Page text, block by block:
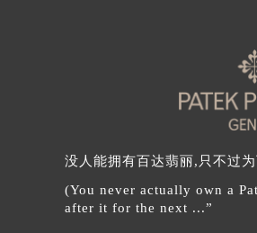
辽宁省沈阳
北京市朝阳
北京市东城
河北省保定
内蒙古自治区
内蒙古自治区
内蒙古自治区
没人能拥有百达翡丽,只不过
(You never actually own a
after it for the next ...”